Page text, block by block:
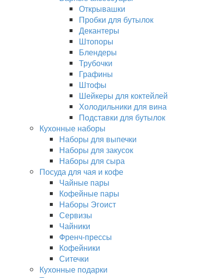
Открывашки
Пробки для бутылок
Декантеры
Штопоры
Блендеры
Трубочки
Графины
Штофы
Шейкеры для коктейлей
Холодильники для вина
Подставки для бутылок
Кухонные наборы
Наборы для выпечки
Наборы для закусок
Наборы для сыра
Посуда для чая и кофе
Чайные пары
Кофейные пары
Наборы Эгоист
Сервизы
Чайники
Френч-прессы
Кофейники
Ситечки
Кухонные подарки